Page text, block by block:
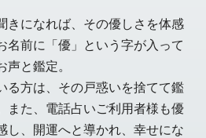
きになれば、その優しさを体感
名前に「優」という字が入って
声と鑑定。
る方は、その戸惑いを捨てて鑑
また、電話占いご利用者様も優
し、開運へと導かれ、幸せにな